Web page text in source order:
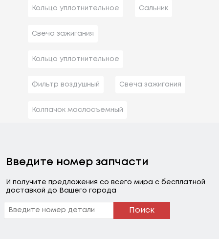
Кольцо уплотнительное Сальник
Свеча зажигания
Кольцо уплотнительное
Фильтр воздушный Свеча зажигания
Колпачок маслосъемный
Введите номер запчасти
И получите предложения со всего мира с бесплатной
доставкой до Вашего города
Поиск